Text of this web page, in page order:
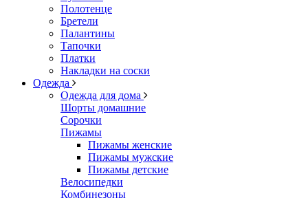
Полотенце
Бретели
Палантины
Тапочки
Платки
Накладки на соски
Одежда
Одежда для дома
Шорты домашние
Сорочки
Пижамы
Пижамы женские
Пижамы мужские
Пижамы детские
Велосипедки
Комбинезоны